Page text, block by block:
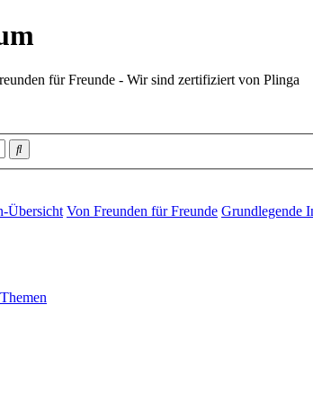
für Freunde - Wir sind zertifiziert von Plinga
Suche
Übersicht Von Freunden für Freunde Grundlegende